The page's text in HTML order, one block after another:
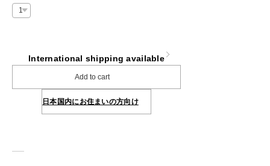
International shipping available
Add to cart
日本国内にお住まいの方向け